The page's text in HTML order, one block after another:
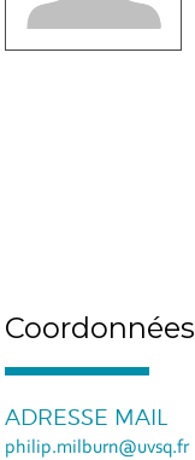
Coordonnées
ADRESSE MAIL
philip.milburn@uvsq.fr